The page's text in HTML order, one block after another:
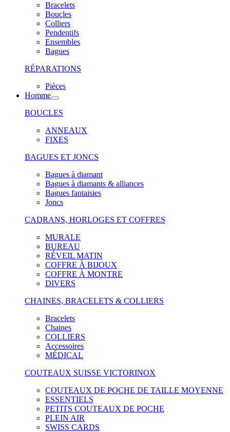
Bracelets
Boucles
Colliers
Pendentifs
Ensembles
Bagues
RÉPARATIONS
Pièces
Homme
BOUCLES
ANNEAUX
FIXES
BAGUES ET JONCS
Bagues à diamant
Bagues à diamants & alliances
Bagues fantaisies
Joncs
CADRANS, HORLOGES ET COFFRES
MURALE
BUREAU
RÉVEIL MATIN
COFFRE À BIJOUX
COFFRE À MONTRE
DIVERS
CHAINES, BRACELETS & COLLIERS
Bracelets
Chaines
COLLIERS
Accessoires
MÉDICAL
COUTEAUX SUISSE VICTORINOX
COUTEAUX DE POCHE DE TAILLE MOYENNE
ESSENTIELS
PETITS COUTEAUX DE POCHE
PLEIN AIR
SWISS CARDS